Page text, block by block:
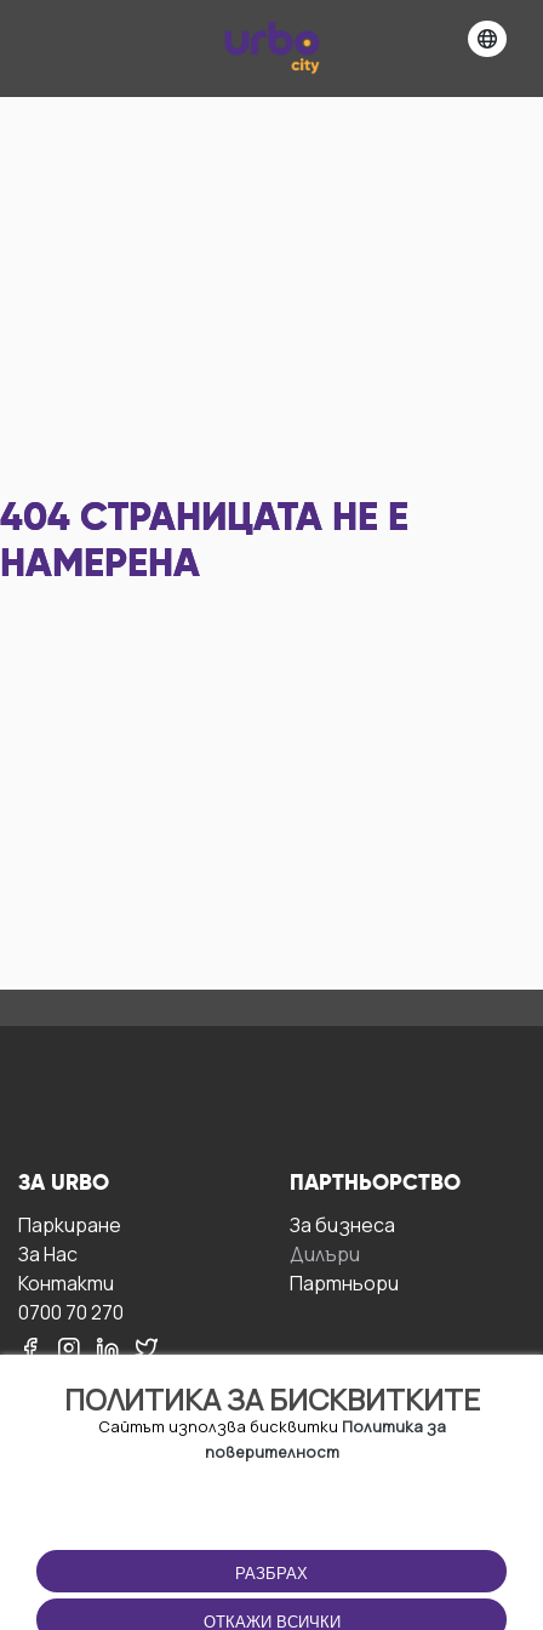
404 СТРАНИЦАТА НЕ Е
НАМЕРЕНА
ПОЛИТИКА ЗА БИСКВИТКИТЕ
Сайтът използва бисквитки Политика за
поверителност
РАЗБРАХ
ОТКАЖИ ВСИЧКИ
ЗА URBO
Паркиране
За Hас
Контакти
0700 70 270
ПАРТНЬОРСТВО
За бизнесa
Дилъри
Партньори
ПОЛЗВАНЕ
Правила и условия за
ползване
ПРИЛОЖЕНИЕТО